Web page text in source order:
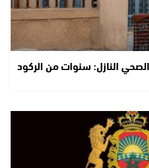
النازل: سنوات من الركود